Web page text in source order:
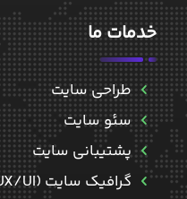
خدمات ما
طراحی سایت
سئو سایت
پشتیبانی سایت
گرافیک سایت (UX/UI)